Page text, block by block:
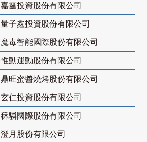
嘉霆投資股份有限公司
量子鑫投資股份有限公司
魔毒智能國際股份有限公司
惟動運動股份有限公司
鼎旺蜜醬燒烤股份有限公司
玄仁投資股份有限公司
秝驎國際股份有限公司
澄月股份有限公司